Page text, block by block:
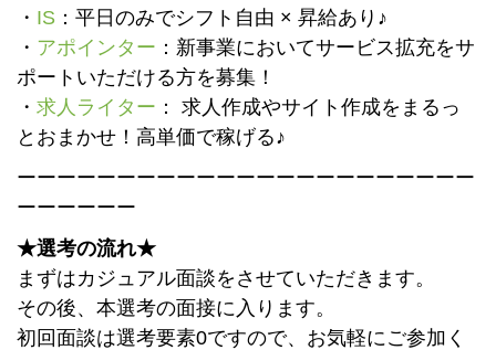
・ IS ：平日のみでシフト自由 × 昇給あり♪
・ アポインター ：新事業においてサービス拡充をサ
ポートいただける方を募集！
・ 求人ライター ： 求人作成やサイト作成をまるっ
とおまかせ！高単価で稼げる♪
ーーーーーーーーーーーーーーーーーーーーーーー
ーーーーーー
★選考の流れ★
まずはカジュアル面談をさせていただきます。
その後、本選考の面接に入ります。
初回面談は選考要素0ですので、お気軽にご参加く